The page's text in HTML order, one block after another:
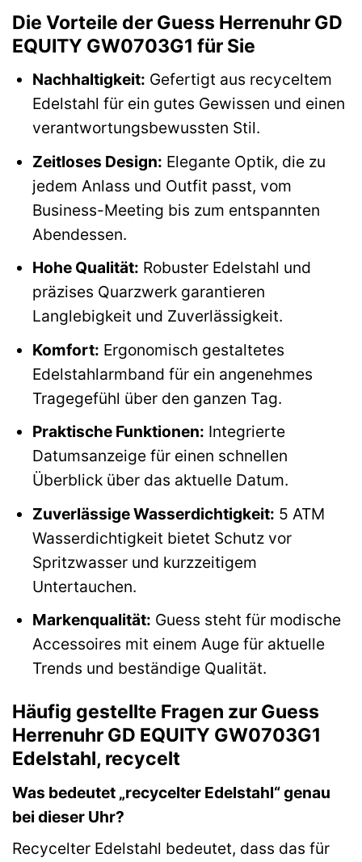
Die Vorteile der Guess Herrenuhr GD
EQUITY GW0703G1 für Sie
Nachhaltigkeit: Gefertigt aus recyceltem
Edelstahl für ein gutes Gewissen und einen
verantwortungsbewussten Stil.
Zeitloses Design: Elegante Optik, die zu
jedem Anlass und Outfit passt, vom
Business-Meeting bis zum entspannten
Abendessen.
Hohe Qualität: Robuster Edelstahl und
präzises Quarzwerk garantieren
Langlebigkeit und Zuverlässigkeit.
Komfort: Ergonomisch gestaltetes
Edelstahlarmband für ein angenehmes
Tragegefühl über den ganzen Tag.
Praktische Funktionen: Integrierte
Datumsanzeige für einen schnellen
Überblick über das aktuelle Datum.
Zuverlässige Wasserdichtigkeit: 5 ATM
Wasserdichtigkeit bietet Schutz vor
Spritzwasser und kurzzeitigem
Untertauchen.
Markenqualität: Guess steht für modische
Accessoires mit einem Auge für aktuelle
Trends und beständige Qualität.
Häufig gestellte Fragen zur Guess
Herrenuhr GD EQUITY GW0703G1
Edelstahl, recycelt
Was bedeutet „recycelter Edelstahl“ genau
bei dieser Uhr?
Recycelter Edelstahl bedeutet, dass das für